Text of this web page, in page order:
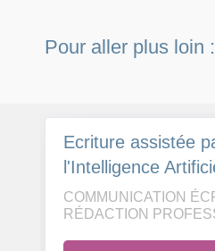
Pour aller plus loin :
Ecriture assistée
l'Intelligence
COMMUNICATION
RÉDACTION